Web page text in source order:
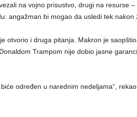
na vojno prisustvo, drugi na resurse
angažman bi mogao da usledi tek nakon
otvorio i druga pitanja. Makron je
Trampom nije dobio jasne
biće određen u narednim nedeljama“,